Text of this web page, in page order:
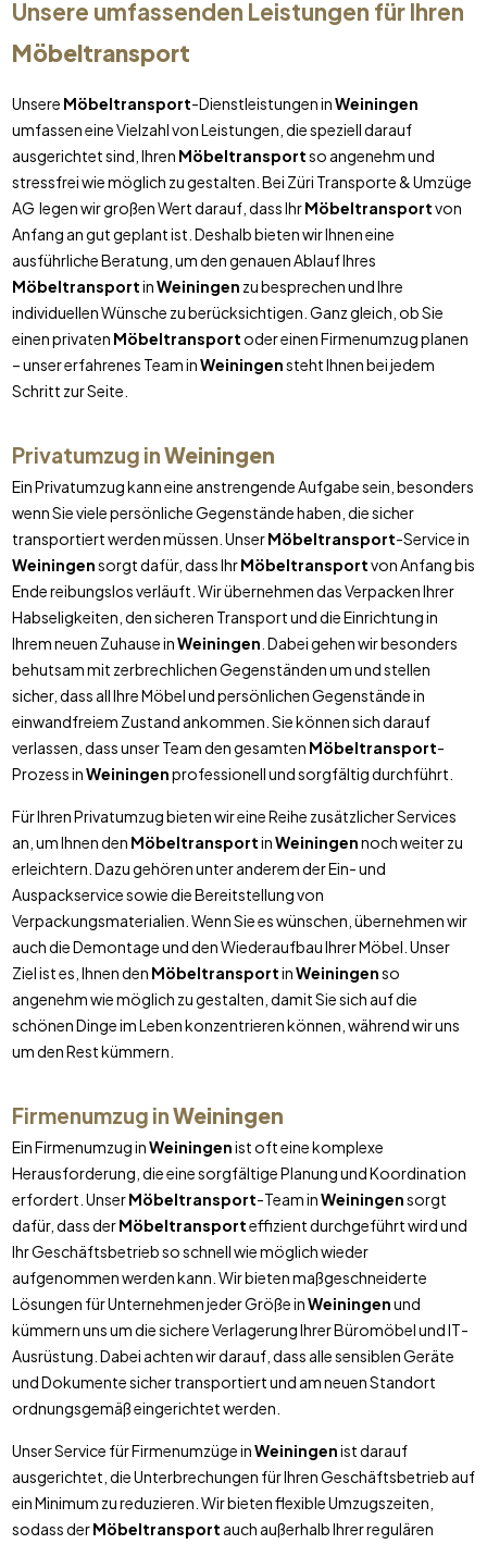
Unsere umfassenden Leistungen für Ihren
Möbeltransport
Unsere Möbeltransport-Dienstleistungen inWeiningen
umfassen eine Vielzahl von Leistungen, die speziell darauf
ausgerichtet sind, Ihren Möbeltransportso angenehm und
stressfrei wie möglich zu gestalten. Bei Züri Transporte & Umzüge
AG legen wir großen Wert darauf, dass IhrMöbeltransportvon
Anfang an gut geplant ist. Deshalb bieten wir Ihnen eine
ausführliche Beratung, um den genauen Ablauf Ihres
MöbeltransportinWeiningen zu besprechen und Ihre
individuellen Wünsche zu berücksichtigen. Ganz gleich, ob Sie
einen privaten Möbeltransportoder einen Firmenumzug planen
– unser erfahrenes Team inWeiningensteht Ihnen bei jedem
Schritt zur Seite.
Privatumzug inWeiningen
Ein Privatumzug kann eine anstrengende Aufgabe sein, besonders
wenn Sie viele persönliche Gegenstände haben, die sicher
transportiert werden müssen. UnserMöbeltransport-Service in
Weiningensorgt dafür, dass IhrMöbeltransportvon Anfang bis
Ende reibungslos verläuft. Wir übernehmen das Verpacken Ihrer
Habseligkeiten, den sicheren Transport und die Einrichtung in
Ihrem neuen Zuhause inWeiningen . Dabei gehen wir besonders
behutsam mit zerbrechlichen Gegenständen um und stellen
sicher, dass all Ihre Möbel und persönlichen Gegenstände in
einwandfreiem Zustand ankommen. Sie können sich darauf
verlassen, dass unser Team den gesamten Möbeltransport-
Prozess inWeiningenprofessionell und sorgfältig durchführt.
Für Ihren Privatumzug bieten wir eine Reihe zusätzlicher Services
an, um Ihnen den MöbeltransportinWeiningennoch weiter zu
erleichtern. Dazu gehören unter anderem der Ein- und
Auspackservice sowie die Bereitstellung von
Verpackungsmaterialien. Wenn Sie es wünschen, übernehmen wir
auch die Demontage und den Wiederaufbau Ihrer Möbel. Unser
Ziel ist es, Ihnen den MöbeltransportinWeiningenso
angenehm wie möglich zu gestalten, damit Sie sich auf die
schönen Dinge im Leben konzentrieren können, während wir uns
um den Rest kümmern.
Firmenumzug inWeiningen
Ein Firmenumzug inWeiningenist oft eine komplexe
Herausforderung, die eine sorgfältige Planung und Koordination
erfordert. UnserMöbeltransport-Team inWeiningensorgt
dafür, dass derMöbeltransporteffizient durchgeführt wird und
Ihr Geschäftsbetrieb so schnell wie möglich wieder
aufgenommen werden kann. Wir bieten maßgeschneiderte
Lösungen für Unternehmen jeder Größe inWeiningenund
kümmern uns um die sichere Verlagerung Ihrer Büromöbel und IT-
Ausrüstung. Dabei achten wir darauf, dass alle sensiblen Geräte
und Dokumente sicher transportiert und am neuen Standort
ordnungsgemäß eingerichtet werden.
Unser Service für Firmenumzüge inWeiningenist darauf
ausgerichtet, die Unterbrechungen für Ihren Geschäftsbetrieb auf
ein Minimum zu reduzieren. Wir bieten flexible Umzugszeiten,
sodass derMöbeltransport auch außerhalb Ihrer regulären